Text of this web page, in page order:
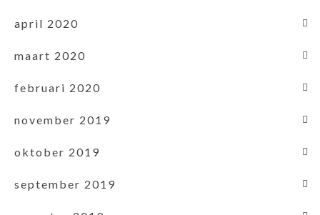
april 2020
maart 2020
februari 2020
november 2019
oktober 2019
september 2019